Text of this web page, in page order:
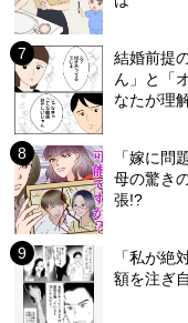
結婚前提
ん」と「
なたが理
「嫁に問
母の驚き
張!?
「私が
額を注ぎ